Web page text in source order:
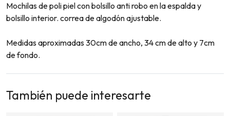
Mochilas de poli piel con bolsillo anti robo en la espalda y
bolsillo interior. correa de algodón ajustable.
Medidas aproximadas 30cm de ancho, 34 cm de alto y 7cm
de fondo.
También puede interesarte